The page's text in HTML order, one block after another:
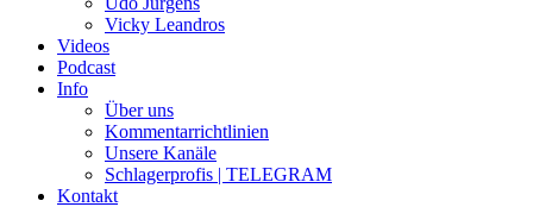
Vicky Leandros
Videos
Podcast
Info
Über uns
Kommentarrichtlinien
Unsere Kanäle
Schlagerprofis | TELEGRAM
Kontakt